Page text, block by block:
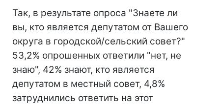
Так, в результате опроса "Знаете ли
вы, кто является депутатом от Вашего
округа в городской/сельский совет?"
53,2% опрошенных ответили "нет, не
знаю", 42% знают, кто является
депутатом в местный совет, 4,8%
затруднились ответить на этот